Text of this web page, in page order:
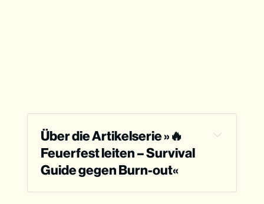
Über die Artikelserie »🔥
Feuerfest leiten – Survival
Guide gegen Burn-out«